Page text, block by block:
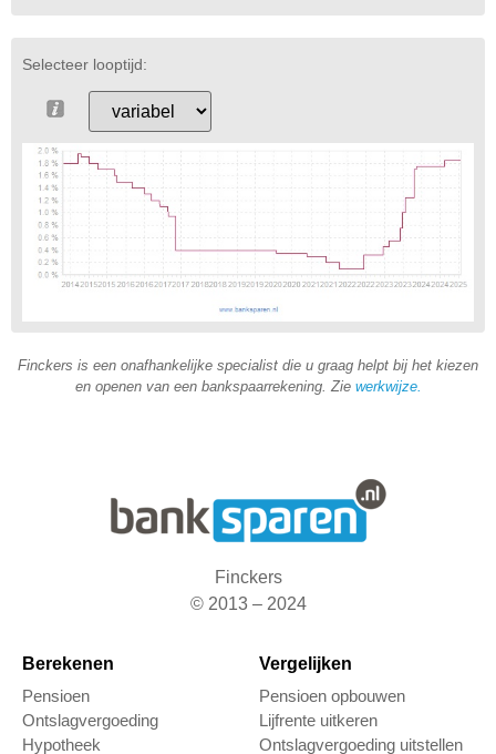
Selecteer looptijd:
Finckers is een onafhankelijke specialist die u graag helpt bij het kiezen
en openen van een bankspaarrekening. Zie werkwijze.
Finckers
© 2013 – 2024
Berekenen
Pensioen
Ontslagvergoeding
Hypotheek
Vergelijken
Pensioen opbouwen
Lijfrente uitkeren
Ontslagvergoeding uitstellen